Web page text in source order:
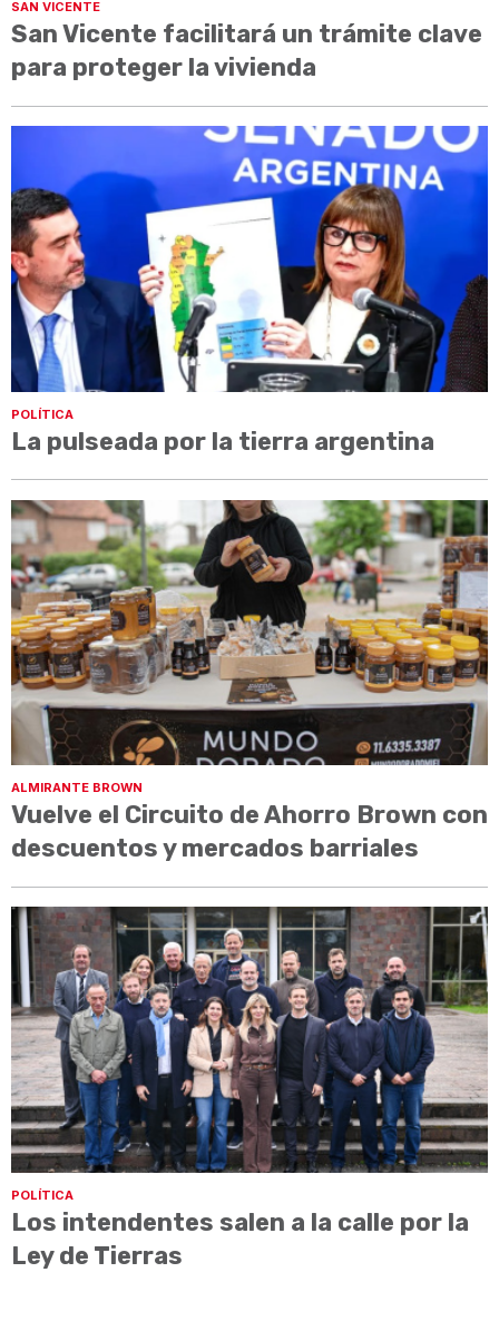
SAN VICENTE
San Vicente facilitará un trámite clave
para proteger la vivienda
POLÍTICA
La pulseada por la tierra argentina
ALMIRANTE BROWN
Vuelve el Circuito de Ahorro Brown con
descuentos y mercados barriales
POLÍTICA
Los intendentes salen a la calle por la
Ley de Tierras